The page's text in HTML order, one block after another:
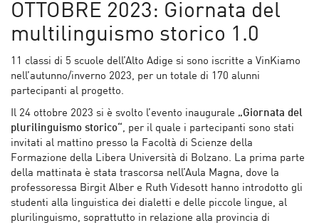
OTTOBRE 2023: Giornata del
multilinguismo storico 1.0
11 classi di 5 scuole dell’Alto Adige si sono iscritte a VinKiamo
nell’autunno/inverno 2023, per un totale di 170 alunni
partecipanti al progetto.
Il 24 ottobre 2023 si è svolto l’evento inaugurale „Giornata del
plurilinguismo storico“ , per il quale i partecipanti sono stati
invitati al mattino presso la Facoltà di Scienze della
Formazione della Libera Università di Bolzano. La prima parte
della mattinata è stata trascorsa nell’Aula Magna, dove la
professoressa Birgit Alber e Ruth Videsott hanno introdotto gli
studenti alla linguistica dei dialetti e delle piccole lingue, al
plurilinguismo, soprattutto in relazione alla provincia di